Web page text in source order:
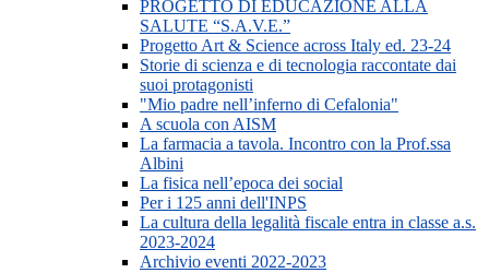
PROGETTO DI EDUCAZIONE ALLA
SALUTE “S.A.V.E.”
Progetto Art & Science across Italy ed. 23-24
Storie di scienza e di tecnologia raccontate dai
suoi protagonisti
"Mio padre nell’inferno di Cefalonia"
A scuola con AISM
La farmacia a tavola. Incontro con la Prof.ssa
Albini
La fisica nell’epoca dei social
Per i 125 anni dell'INPS
La cultura della legalità fiscale entra in classe a.s.
2023-2024
Archivio eventi 2022-2023